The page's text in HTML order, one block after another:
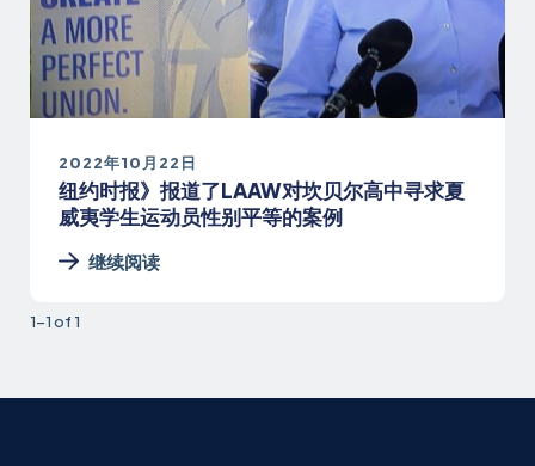
2022年10月22日
纽约时报》报道了LAAW对坎贝尔高中寻求夏
威夷学生运动员性别平等的案例
继续阅读
1-1 of 1